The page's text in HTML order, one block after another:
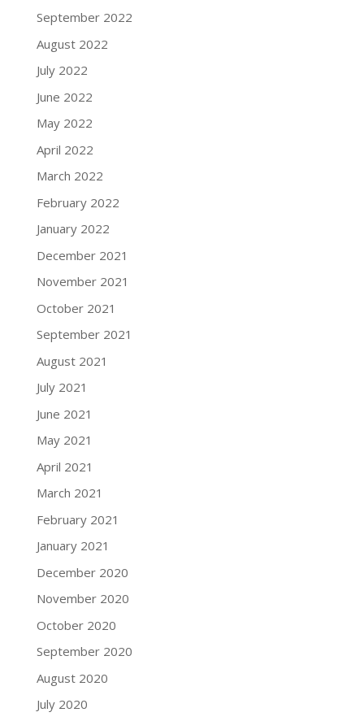
September 2022
August 2022
July 2022
June 2022
May 2022
April 2022
March 2022
February 2022
January 2022
December 2021
November 2021
October 2021
September 2021
August 2021
July 2021
June 2021
May 2021
April 2021
March 2021
February 2021
January 2021
December 2020
November 2020
October 2020
September 2020
August 2020
July 2020